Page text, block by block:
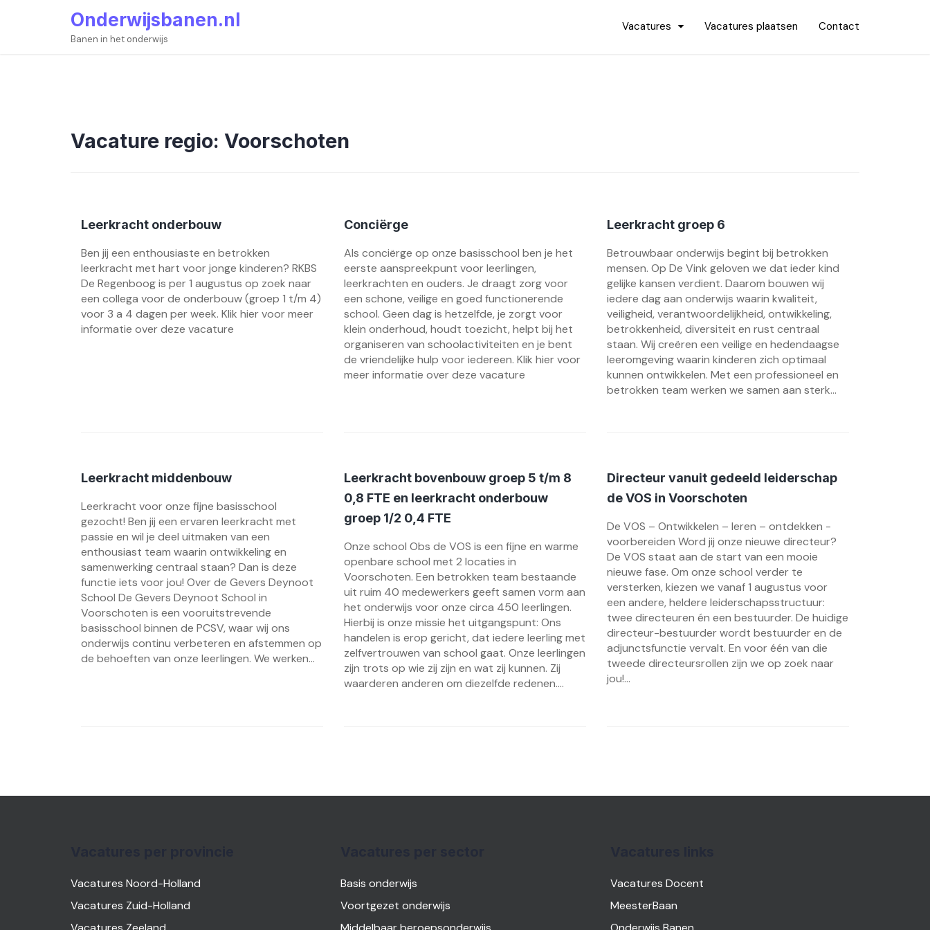
Onderwijsbanen.nl
Banen in het onderwijs
Vacatures Vacatures plaatsen Contact
Vacature regio: Voorschoten
Leerkracht onderbouw
Ben jij een enthousiaste en betrokken
leerkracht met hart voor jonge kinderen? RKBS
De Regenboog is per 1 augustus op zoek naar
een collega voor de onderbouw (groep 1 t/m 4)
voor 3 a 4 dagen per week. Klik hier voor meer
informatie over deze vacature
Conciërge
Als conciërge op onze basisschool ben je het
eerste aanspreekpunt voor leerlingen,
leerkrachten en ouders. Je draagt zorg voor
een schone, veilige en goed functionerende
school. Geen dag is hetzelfde, je zorgt voor
klein onderhoud, houdt toezicht, helpt bij het
organiseren van schoolactiviteiten en je bent
de vriendelijke hulp voor iedereen. Klik hier voor
meer informatie over deze vacature
Leerkracht groep 6
Betrouwbaar onderwijs begint bij betrokken
mensen. Op De Vink geloven we dat ieder kind
gelijke kansen verdient. Daarom bouwen wij
iedere dag aan onderwijs waarin kwaliteit,
veiligheid, verantwoordelijkheid, ontwikkeling,
betrokkenheid, diversiteit en rust centraal
staan. Wij creëren een veilige en hedendaagse
leeromgeving waarin kinderen zich optimaal
kunnen ontwikkelen. Met een professioneel en
betrokken team werken we samen aan sterk...
Leerkracht middenbouw
Leerkracht voor onze fijne basisschool
gezocht! Ben jij een ervaren leerkracht met
passie en wil je deel uitmaken van een
enthousiast team waarin ontwikkeling en
samenwerking centraal staan? Dan is deze
functie iets voor jou! Over de Gevers Deynoot
School De Gevers Deynoot School in
Voorschoten is een vooruitstrevende
basisschool binnen de PCSV, waar wij ons
onderwijs continu verbeteren en afstemmen op
de behoeften van onze leerlingen. We werken...
Leerkracht bovenbouw groep 5 t/m 8
0,8 FTE en leerkracht onderbouw
groep 1/2 0,4 FTE
Onze school Obs de VOS is een fijne en warme
openbare school met 2 locaties in
Voorschoten. Een betrokken team bestaande
uit ruim 40 medewerkers geeft samen vorm aan
het onderwijs voor onze circa 450 leerlingen.
Hierbij is onze missie het uitgangspunt: Ons
handelen is erop gericht, dat iedere leerling met
zelfvertrouwen van school gaat. Onze leerlingen
zijn trots op wie zij zijn en wat zij kunnen. Zij
waarderen anderen om diezelfde redenen....
Directeur vanuit gedeeld leiderschap
de VOS in Voorschoten
De VOS – Ontwikkelen – leren – ontdekken -
voorbereiden Word jij onze nieuwe directeur?
De VOS staat aan de start van een mooie
nieuwe fase. Om onze school verder te
versterken, kiezen we vanaf 1 augustus voor
een andere, heldere leiderschapsstructuur:
twee directeuren én een bestuurder. De huidige
directeur-bestuurder wordt bestuurder en de
adjunctsfunctie vervalt. En voor één van die
tweede directeursrollen zijn we op zoek naar
jou!...
Vacatures Noord-Holland
Vacatures Zuid-Holland
Basis onderwijs
Voortgezet onderwijs
Vacatures Docent
MeesterBaan